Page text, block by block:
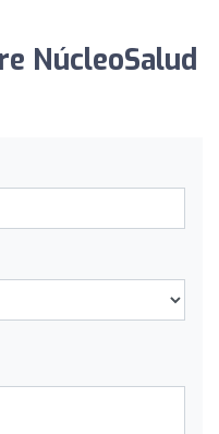
NúcleoSalud